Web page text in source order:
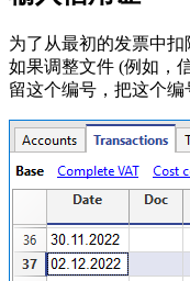
为了从最初的发票中扣
如果调整文件 (例如，
留这个编号，把这个编